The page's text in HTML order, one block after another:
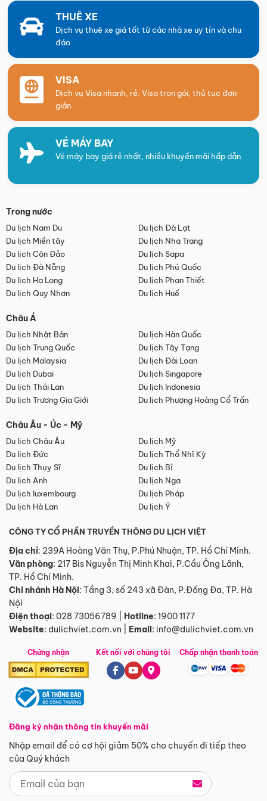
THUÊ XE
Dịch vụ thuê xe giá tốt từ các nhà xe uy tín và chu
đáo
VISA
Dịch vụ Visa nhanh, rẻ. Visa trọn gói, thủ tục đơn
giản
VÉ MÁY BAY
Vé máy bay giá rẻ nhất, nhiều khuyến mãi hấp dẫn
Trong nước
Du lịch Nam Du
Du lịch Đà Lạt
Du lịch Miền tây
Du lịch Nha Trang
Du lịch Côn Đảo
Du lịch Sapa
Du lịch Đà Nẵng
Du lịch Phú Quốc
Du lịch Hạ Long
Du lịch Phan Thiết
Du lịch Quy Nhơn
Du lịch Huế
Châu Á
Du lịch Nhật Bản
Du lịch Hàn Quốc
Du lịch Trung Quốc
Du lịch Tây Tạng
Du lịch Malaysia
Du lịch Đài Loan
Du lịch Dubai
Du lịch Singapore
Du lịch Thái Lan
Du lịch Indonesia
Du lịch Trương Gia Giới
Du lịch Phượng Hoàng Cổ Trấn
Châu Âu - Úc - Mỹ
Du lịch Châu Âu
Du lịch Mỹ
Du lịch Đức
Du lịch Thổ Nhĩ Kỳ
Du lịch Thụy Sĩ
Du lịch Bỉ
Du lịch Anh
Du lịch Nga
Du lịch luxembourg
Du lịch Pháp
Du lịch Hà Lan
Du lịch Ý
CÔNG TY CỔ PHẦN TRUYỀN THÔNG DU LỊCH VIỆT
Địa chỉ: 239A Hoàng Văn Thụ, P.Phú Nhuận, TP. Hồ Chí Minh.
Văn phòng: 217 Bis Nguyễn Thị Minh Khai, P.Cầu Ông Lãnh,
TP. Hồ Chí Minh.
Chi nhánh Hà Nội: Tầng 3, số 243 xã Đàn, P.Đống Đa, TP. Hà
Nội
Điện thoại: 028 73056789 Hotline: 1900 1177
Website: dulichviet.com.vn Email: info@dulichviet.com.vn
Chứng nhận
Đăng ký nhận thông tin khuyến mãi
Nhập email để có cơ hội giảm 50% cho chuyến đi tiếp theo
của Quý khách
Kết nối với chúng tôi Chấp nhận thanh toán